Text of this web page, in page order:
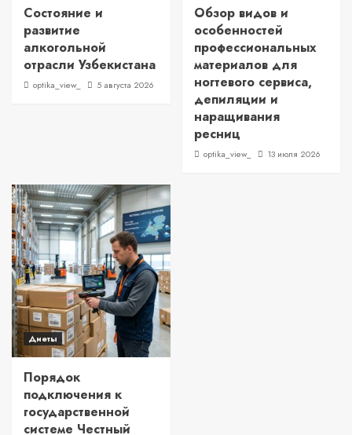
Состояние и
развитие
алкогольной
отрасли Узбекистана
optika_view_ 5 августа 2026
Обзор видов и
особенностей
профессиональных
материалов для
ногтевого сервиса,
депиляции и
наращивания
ресниц
optika_view_ 13 июля 2026
Диеты
Порядок
подключения к
государственной
системе Честный